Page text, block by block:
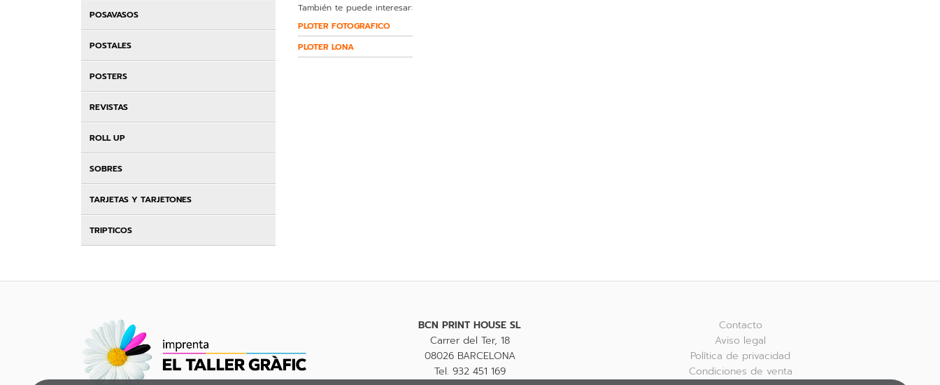
POSAVASOS
POSTALES
POSTERS
REVISTAS
ROLL UP
SOBRES
TARJETAS Y TARJETONES
TRIPTICOS
También te puede interesar:
PLOTER FOTOGRAFICO
PLOTER LONA
BCN PRINT HOUSE SL
Carrer del Ter, 18
08026 BARCELONA
Tel. 932 451 169
Contacto
Aviso legal
Política de privacidad
Condiciones de venta